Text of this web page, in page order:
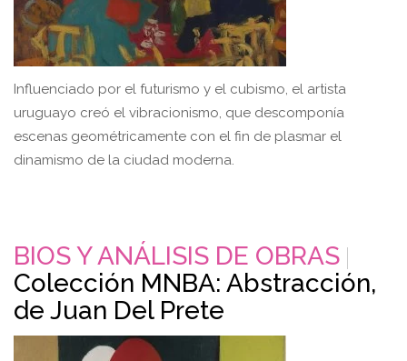
Influenciado por el futurismo y el cubismo, el artista
uruguayo creó el vibracionismo, que descomponía
escenas geométricamente con el fin de plasmar el
dinamismo de la ciudad moderna.
BIOS Y ANÁLISIS DE OBRAS
Colección MNBA: Abstracción,
de Juan Del Prete